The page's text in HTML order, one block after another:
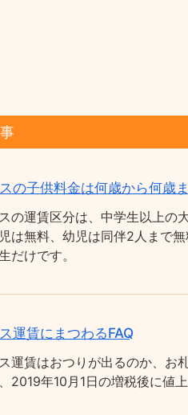
の子供料金は何歳から何歳
の運賃区分は、中学生以上の
は無料、幼児は同伴2人まで
だけです。
運賃にまつわるFAQ
運賃はおつりが出るのか、お
2019年10月1日の増税後に値